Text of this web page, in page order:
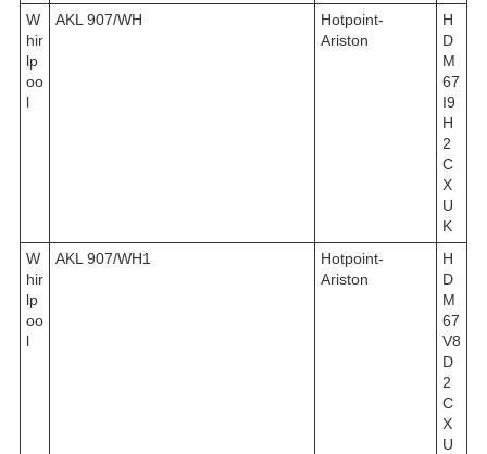
W
hir
lp
oo
l
AKL 907/WH
Hotpoint-
Ariston
H
D
M
67
I9
H
2
C
X
U
K
W
hir
lp
oo
l
AKL 907/WH1
Hotpoint-
Ariston
H
D
M
67
V8
D
2
C
X
U